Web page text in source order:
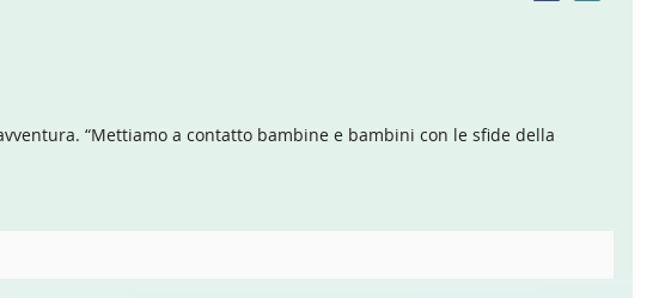
“Mettiamo a contatto bambine e bambini con le sfide della